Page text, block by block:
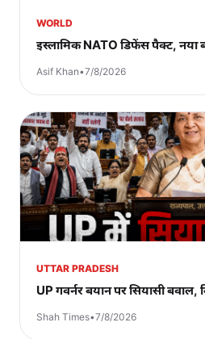
WORLD
इस्लामिक NATO डिफेंस पैक्ट, नया
Asif Khan•7/8/2026
UTTAR PRADESH
UP गवर्नर बयान पर सियासी बवाल,
Shah Times•7/8/2026